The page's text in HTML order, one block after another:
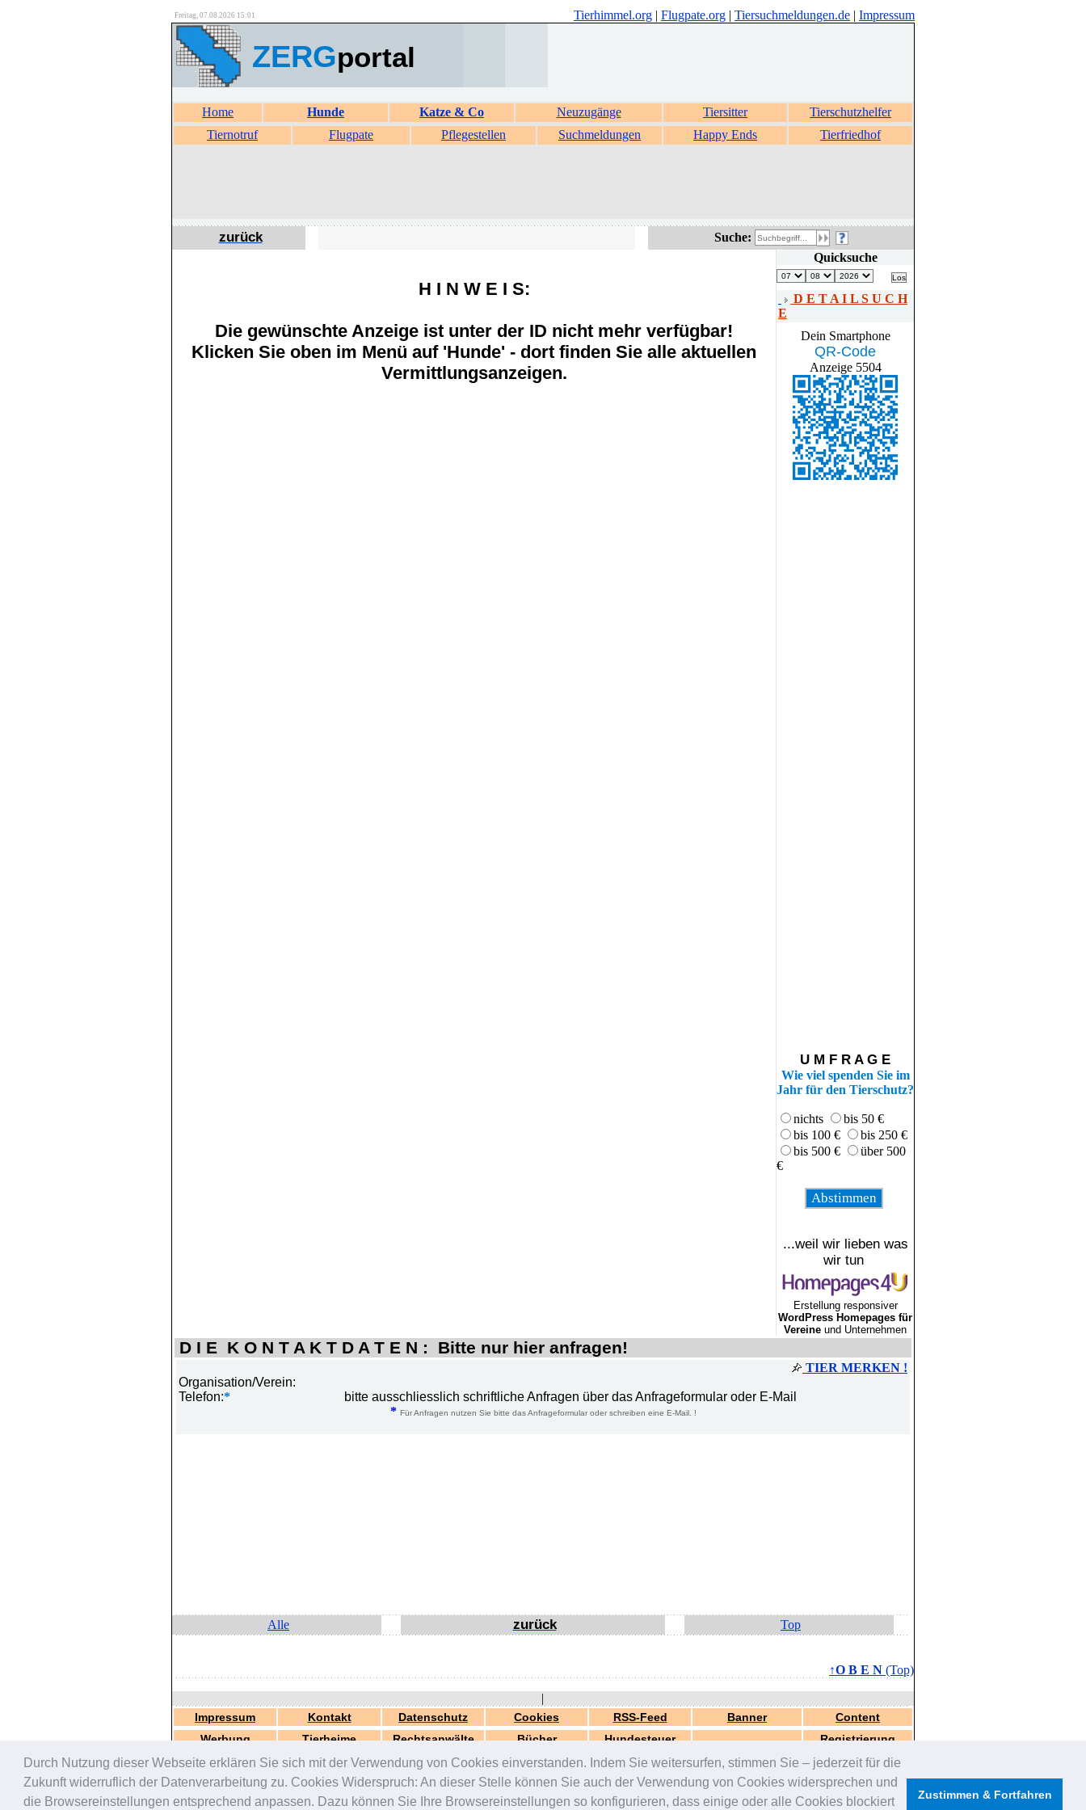
Durch Nutzung dieser Webseite erklären Sie sich mit der Verwendung von Cookies einverstanden. Indem Sie weitersurfen, stimmen Sie – jederzeit für die
Zukunft widerruflich der Datenverarbeitung zu. Cookies Widerspruch: An dieser Stelle können Sie auch der Verwendung von Cookies widersprechen und
die Browsereinstellungen entsprechend anpassen. Dazu können Sie Ihre Browsereinstellungen so konfigurieren, dass einige oder alle Cookies blockiert
Zustimmen & Fortfahren
Freitag, 07.08.2026 15:01 Tierhimmel.org | Flugpate.org | Tiersuchmeldungen.de | Impressum
ZERGportal
Home Hunde Katze & Co Neuzugänge Tiersitter
Tierschutzhelfer
Tiernotruf
Flugpate Pflegestellen Suchmeldungen Happy Ends Tierfriedhof
zurück Suche:
H I N W E I S:
Die gewünschte Anzeige ist unter der ID nicht mehr verfügbar!
Klicken Sie oben im Menü auf 'Hunde' - dort finden Sie alle aktuellen
Vermittlungsanzeigen.
Quicksuche
D E T A I L S U C H
E
Dein Smartphone
QR-Code
Anzeige 5504
U M F R A G E
Wie viel spenden Sie im
Jahr für den Tierschutz?
nichts
bis 50 €
bis 100 €
bis 250 €
bis 500 €
über 500
€
...weil wir lieben was
wir tun
Erstellung responsiver
WordPress Homepages für
Vereine und Unternehmen
D I E K O N T A K T D A T E N : Bitte nur hier anfragen!
TIER MERKEN !
Organisation/Verein:
Telefon:*
bitte ausschliesslich schriftliche Anfragen über das Anfrageformular oder E-Mail
* Für Anfragen nutzen Sie bitte das Anfrageformular oder schreiben eine E-Mail. !
Alle zurück Top
↑O B E N (Top)
|
Impressum Kontakt Datenschutz Cookies RSS-Feed Banner
Content
Werbung
Tierheime Rechtsanwälte Bücher Hundesteuer Registrierung
generiert in 0.03 Sek.
© 2000-2026 by
ZERGportal